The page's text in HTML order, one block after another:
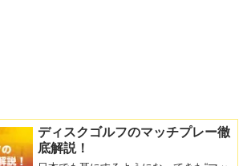
ディスクゴルフのマッチプレー徹
底解説！